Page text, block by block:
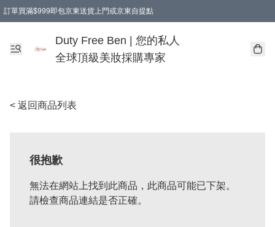
訂單買滿$999即包京東送貨上門或京東自提點
Duty Free Ben | 您的私人
全球頂級美妝採購專家
< 返回商品列表
很抱歉
無法在網站上找到此商品，此商品可能已下架。
請檢查商品連結是否正確。